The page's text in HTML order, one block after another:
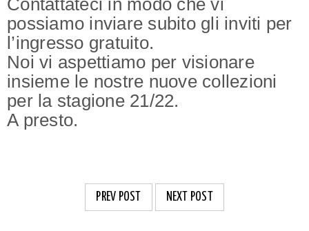
Contattateci in modo che vi
possiamo inviare subito gli inviti per
l’ingresso gratuito.
Noi vi aspettiamo per visionare
insieme le nostre nuove collezioni
per la stagione 21/22.
A presto.
PREV POST NEXT POST